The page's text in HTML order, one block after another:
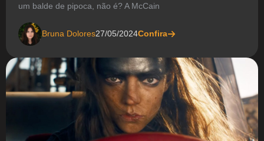
um balde de pipoca, não é? A McCain
Bruna Dolores27/05/2024Confira